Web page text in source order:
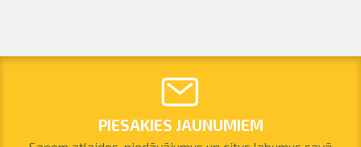
PIESAKIES JAUNUMIEM